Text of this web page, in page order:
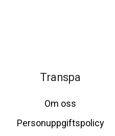
Transpa
Om oss
Personuppgiftspolicy